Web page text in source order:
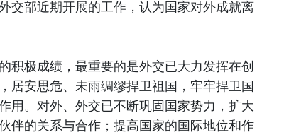
交部近期开展的工作，认为国家对外成就离
积极成绩，最重要的是外交已大力发挥在创
居安思危、未雨绸缪捍卫祖国，牢牢捍卫国
用。对外、外交已不断巩固国家势力，扩大
伴的关系与合作；提高国家的国际地位和作